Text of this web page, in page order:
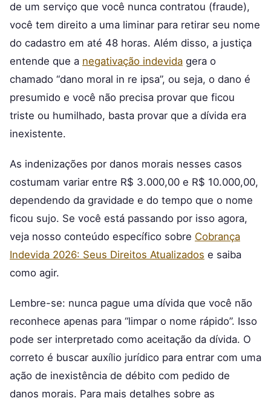
de um serviço que você nunca contratou (fraude),
você tem direito a uma liminar para retirar seu nome
do cadastro em até 48 horas. Além disso, a justiça
entende que a negativação indevida gera o
chamado “dano moral in re ipsa”, ou seja, o dano é
presumido e você não precisa provar que ficou
triste ou humilhado, basta provar que a dívida era
inexistente.
As indenizações por danos morais nesses casos
costumam variar entre R$ 3.000,00 e R$ 10.000,00,
dependendo da gravidade e do tempo que o nome
ficou sujo. Se você está passando por isso agora,
veja nosso conteúdo específico sobre Cobrança
Indevida 2026: Seus Direitos Atualizados e saiba
como agir.
Lembre-se: nunca pague uma dívida que você não
reconhece apenas para “limpar o nome rápido”. Isso
pode ser interpretado como aceitação da dívida. O
correto é buscar auxílio jurídico para entrar com uma
ação de inexistência de débito com pedido de
danos morais. Para mais detalhes sobre as